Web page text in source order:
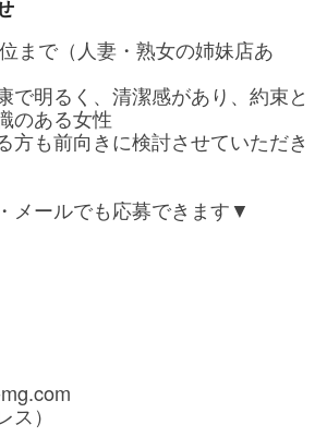
まで（人妻・熟女の姉妹店あ
明るく、清潔感があり、約束と
のある女性
も前向きに検討させていただき
メールでも応募できます▼
ス）